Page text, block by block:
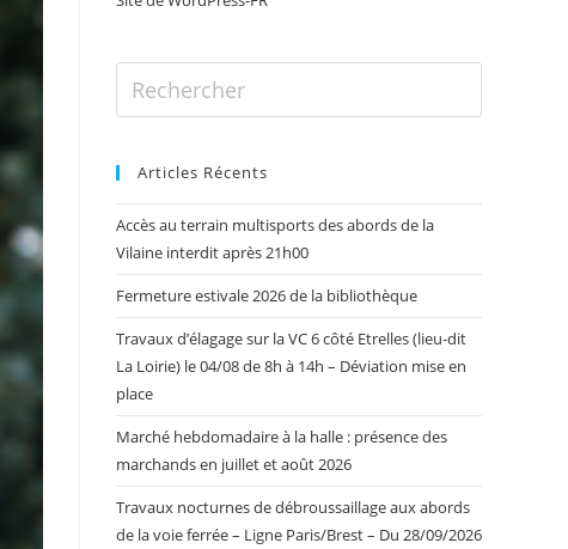
Articles Récents
Accès au terrain multisports des abords de la
Vilaine interdit après 21h00
Fermeture estivale 2026 de la bibliothèque
Travaux d’élagage sur la VC 6 côté Etrelles (lieu-dit
La Loirie) le 04/08 de 8h à 14h – Déviation mise en
place
Marché hebdomadaire à la halle : présence des
marchands en juillet et août 2026
Travaux nocturnes de débroussaillage aux abords
de la voie ferrée – Ligne Paris/Brest – Du 28/09/2026